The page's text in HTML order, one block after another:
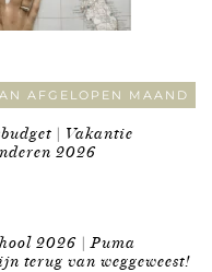
AFGELOPEN MAAND
| Vakantie
2026
2026 | Puma
terug van weggeweest!